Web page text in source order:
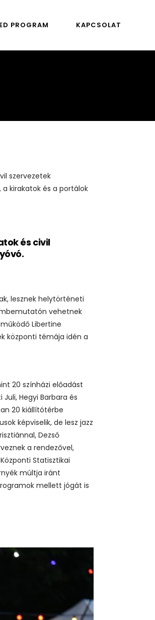
PROGRAM KAPCSOLAT
szervezetek
kirakatok és a portálok
és civil
lesznek helytörténeti
vehetnek
Libertine
központi témája idén a
20 színházi előadást
Hegyi Barbara és
20 kiállítótérbe
képviselik, de lesz jazz
Dezső
a rendezővel,
Statisztikai
múltja iránt
mellett jógát is